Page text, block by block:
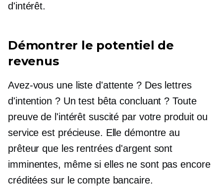
d'intérêt.
Démontrer le potentiel de
revenus
Avez-vous une liste d'attente ? Des lettres
d'intention ? Un test bêta concluant ? Toute
preuve de l'intérêt suscité par votre produit ou
service est précieuse. Elle démontre au
prêteur que les rentrées d'argent sont
imminentes, même si elles ne sont pas encore
créditées sur le compte bancaire.